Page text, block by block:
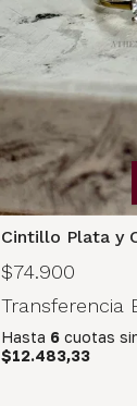
Cintillo Plata y
$74.900
Transferencia
Hasta 6 cuotas
$12.483,33